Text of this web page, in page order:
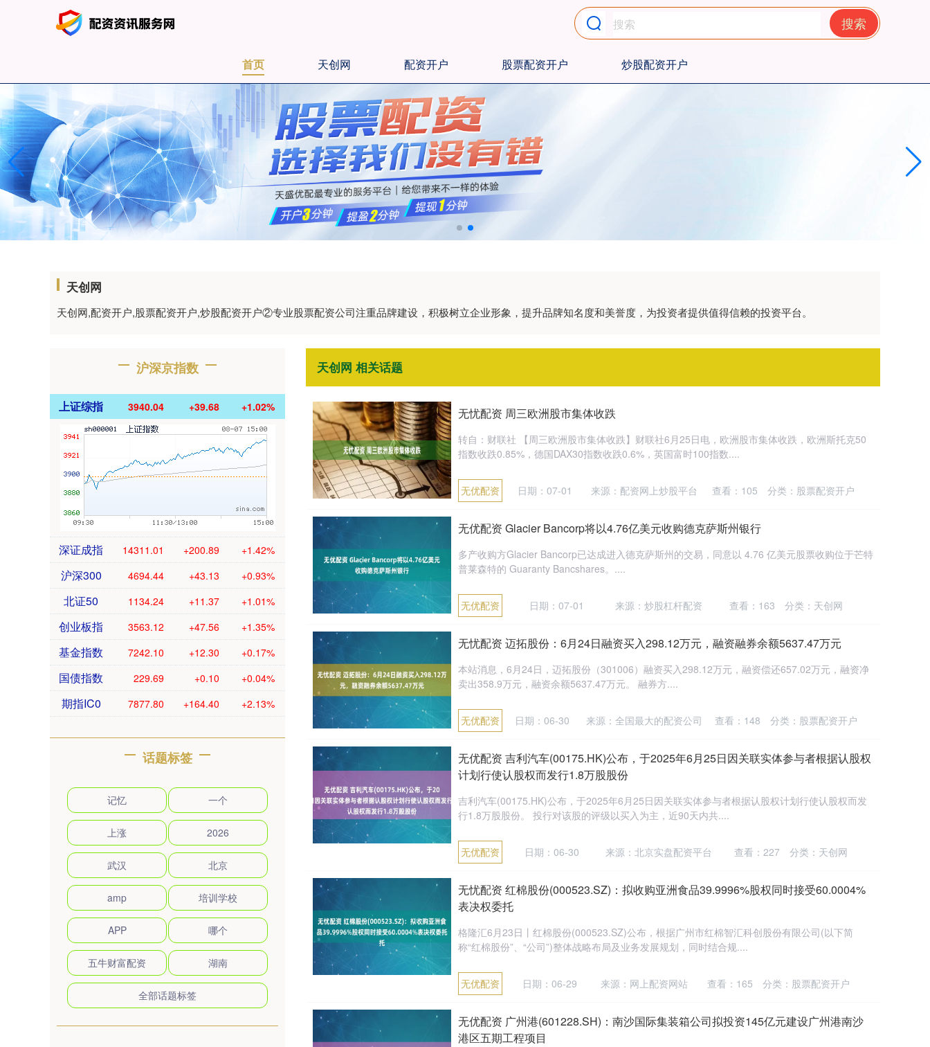
搜索
首页 天创网 配资开户 股票配资开户 炒股配资开户
天创网
天创网,配资开户,股票配资开户,炒股配资开户②专业股票配资公司注重品牌建设，积极树立企业形象，提升品牌知名度和美誉度，为投资者提供值得信赖的投资平台。
天创网 相关话题
无忧配资 周三欧洲股市集体收跌
转自：财联社 【周三欧洲股市集体收跌】财联社6月25日电，欧洲股市集体收跌，欧洲斯托克50
指数收跌0.85%，德国DAX30指数收跌0.6%，英国富时100指数....
无优配资 日期：07-01 来源：配资网上炒股平台 查看： 105 分类： 股票配资开户
无优配资 Glacier Bancorp将以4.76亿美元收购德克萨斯州银行
多产收购方Glacier Bancorp已达成进入德克萨斯州的交易，同意以 4.76 亿美元股票收购位于芒特
普莱森特的 Guaranty Bancshares。....
无优配资 日期：07-01 来源：炒股杠杆配资 查看： 163 分类： 天创网
无忧配资 迈拓股份：6月24日融资买入298.12万元，融资融券余额5637.47万元
本站消息，6月24日，迈拓股份（301006）融资买入298.12万元，融资偿还657.02万元，融资净
卖出358.9万元，融资余额5637.47万元。 融券方....
无优配资 日期：06-30 来源：全国最大的配资公司 查看： 148 分类： 股票配资开户
无优配资 吉利汽车(00175.HK)公布，于2025年6月25日因关联实体参与者根据认股权
计划行使认股权而发行1.8万股股份
吉利汽车(00175.HK)公布，于2025年6月25日因关联实体参与者根据认股权计划行使认股权而发
行1.8万股股份。 投行对该股的评级以买入为主，近90天内共....
无优配资 日期：06-30 来源：北京实盘配资平台 查看： 227 分类： 天创网
无忧配资 红棉股份(000523.SZ)：拟收购亚洲食品39.9996%股权同时接受60.0004%
表决权委托
格隆汇6月23日丨红棉股份(000523.SZ)公布，根据广州市红棉智汇科创股份有限公司(以下简
称“红棉股份”、“公司”)整体战略布局及业务发展规划，同时结合规....
无优配资 日期：06-29 来源：网上配资网站 查看： 165 分类： 股票配资开户
无优配资 广州港(601228.SH)：南沙国际集装箱公司拟投资145亿元建设广州港南沙
港区五期工程项目
沪深京指数
上证综指 3940.04 +39.68 +1.02%
深证成指 14311.01 +200.89 +1.42%
沪深300 4694.44 +43.13 +0.93%
北证50 1134.24 +11.37 +1.01%
创业板指 3563.12 +47.56 +1.35%
基金指数 7242.10 +12.30 +0.17%
国债指数 229.69 +0.10 +0.04%
期指IC0 7877.80 +164.40 +2.13%
话题标签
记忆 一个
上涨 2026
武汉 北京
amp 培训学校
APP 哪个
五牛财富配资 湖南
全部话题标签